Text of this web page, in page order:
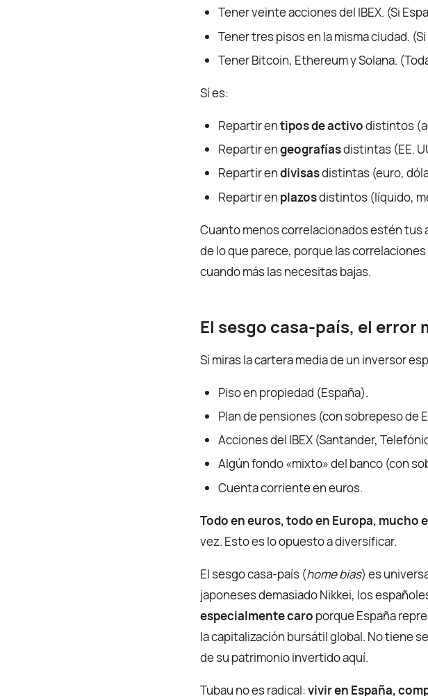
Tener veinte acciones del IBEX. (Si
Tener tres pisos en la misma ciudad.
Tener Bitcoin, Ethereum y Solana.
Sí es:
Repartir entipos de activodistintos
Repartir engeografíasdistintas (EE.
Repartir endivisasdistintas (euro,
Repartir en plazosdistintos (líquido,
Cuanto menos correlacionados estén tus
de lo que parece, porque las correlaciones
cuando más las necesitas bajas.
El sesgo casa-país, el error
Si miras la cartera media de un inversor
Piso en propiedad (España).
Plan de pensiones (con sobrepeso de
Acciones del IBEX (Santander,
Algún fondo «mixto» del banco (con
Cuenta corriente en euros.
Todo en euros, todo en Europa, mucho
vez. Esto es lo opuesto a diversificar.
El sesgo casa-país (home bias) es
japoneses demasiado Nikkei, los
especialmente caro porque España
la capitalización bursátil global. No tiene
de su patrimonio invertido aquí.
Tubau no es radical:vivir en España,